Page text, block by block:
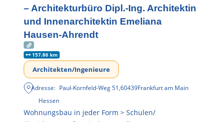
– Architekturbüro Dipl.-Ing. Architektin
und Innenarchitektin Emeliana
Hausen-Ahrendt
157.86 km
Architekten/Ingenieure
Adresse: Paul-Kornfeld-Weg 51,60439Frankfurt am Main
Hessen
Wohnungsbau in jeder Form > Schulen/